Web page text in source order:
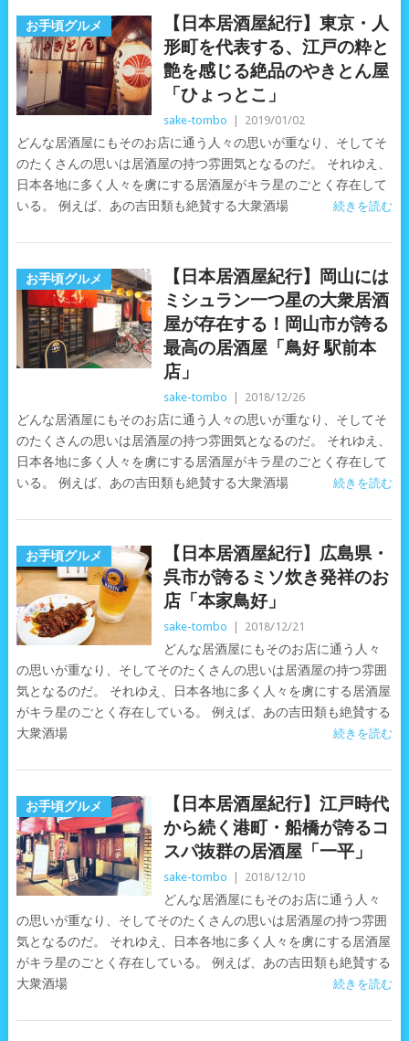
お手頃グルメ
【日本居酒屋紀行】東京・人
形町を代表する、江戸の粋と
艶を感じる絶品のやきとん屋
「ひょっとこ」
sake-tombo 2019/01/02
どんな居酒屋にもそのお店に通う人々の思いが重なり、そしてそ
のたくさんの思いは居酒屋の持つ雰囲気となるのだ。 それゆえ、
日本各地に多く人々を虜にする居酒屋がキラ星のごとく存在して
いる。 例えば、あの吉田類も絶賛する大衆酒場
続きを読む
お手頃グルメ
【日本居酒屋紀行】岡山には
ミシュラン一つ星の大衆居酒
屋が存在する！岡山市が誇る
最高の居酒屋「鳥好 駅前本
店」
sake-tombo 2018/12/26
どんな居酒屋にもそのお店に通う人々の思いが重なり、そしてそ
のたくさんの思いは居酒屋の持つ雰囲気となるのだ。 それゆえ、
日本各地に多く人々を虜にする居酒屋がキラ星のごとく存在して
いる。 例えば、あの吉田類も絶賛する大衆酒場
続きを読む
お手頃グルメ
【日本居酒屋紀行】広島県・
呉市が誇るミソ炊き発祥のお
店「本家鳥好」
sake-tombo 2018/12/21
どんな居酒屋にもそのお店に通う人々
の思いが重なり、そしてそのたくさんの思いは居酒屋の持つ雰囲
気となるのだ。 それゆえ、日本各地に多く人々を虜にする居酒屋
がキラ星のごとく存在している。 例えば、あの吉田類も絶賛する
大衆酒場
続きを読む
お手頃グルメ
【日本居酒屋紀行】江戸時代
から続く港町・船橋が誇るコ
スパ抜群の居酒屋「一平」
sake-tombo 2018/12/10
どんな居酒屋にもそのお店に通う人々
の思いが重なり、そしてそのたくさんの思いは居酒屋の持つ雰囲
気となるのだ。 それゆえ、日本各地に多く人々を虜にする居酒屋
がキラ星のごとく存在している。 例えば、あの吉田類も絶賛する
大衆酒場
続きを読む